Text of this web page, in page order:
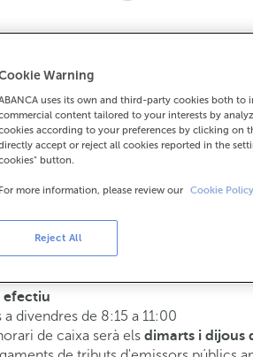
Si vols demanar cita:
900 815 200
horaris
de8:15 a 14:00.
prèviai t'atendrem el dia i hora que triïs.
efectiu
divendres de 8:15 a 11:00
de caixa serà els dimarts i dijous
Warning
uses its own and third-party cookies both to
content tailored to your interests by
according to your preferences by clicking on
accept or reject all cookies reported in the
button.
For more information, please review our Cookie Policy.
Reject All